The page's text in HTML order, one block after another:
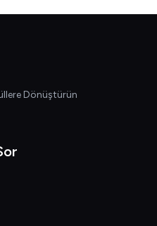
Dönüştürün